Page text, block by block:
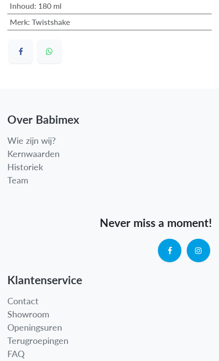
Inhoud: 180 ml
Merk: Twistshake
Over Babimex
Wie zijn wij?
Kernwaarden
Historiek
Team
Never miss a moment!
Klantenservice
Contact
Showroom
Openingsuren
Terugroepingen
FAQ